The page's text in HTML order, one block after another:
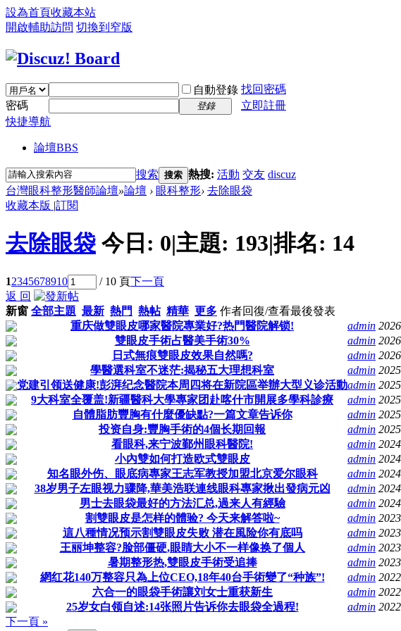
設為首頁收藏本站
開啟輔助訪問 切換到窄版
自動登錄 找回密碼
密碼
登錄
立即註冊
快捷導航
論壇BBS
搜索 搜索 熱搜: 活動 交友 discuz
台灣眼科整形醫師論壇»論壇 › 眼科整形› 去除眼袋
收藏本版 |訂閱
去除眼袋 今日: 0|主題: 193|排名: 14
12345678910 / 10 頁下一頁
返 回
新窗 全部主題 最新 熱門 熱帖 精華 更多 作者回復/查看最後發表
重庆做雙眼皮哪家醫院專業好?热門醫院解锁!
admin
雙眼皮手術占醫美手術30%
admin
日式無痕雙眼皮效果自然嗎?
admin
學醫選科室不迷茫:揭秘五大理想科室
admin
党建引领送健康!彭湃纪念醫院本周四将在新院區举辦大型义诊活動admin
9大科室全覆盖!新疆醫科大學專家团赴喀什市開展多學科診療
admin
自體脂肪豐胸有什麼優缺點?一篇文章告诉你
admin
投资自身:豐胸手術的4個长期回報
admin
看眼科,来宁波鄞州眼科醫院!
admin
小內雙如何打造欧式雙眼皮
admin
知名眼外伤、眼底病專家王志军教授加盟北京爱尔眼科
admin
38岁男子左眼视力骤降,華美浩联連线眼科專家揪出發病元凶
admin
男士去眼袋最好的方法汇总,過来人有經驗
admin
割雙眼皮是怎样的體验? 今天来解答啦~
admin
這八種情况预示割雙眼皮失败 潜在風险你有底吗
admin
王丽坤整容?脸部僵硬,眼睛大小不一样像换了個人
admin
暑期整形热,雙眼皮手術受追捧
admin
網红花140万整容只為上位CEO,18年40台手術變了“种族”!
admin
六合一的眼袋手術讓刘女士重获新生
admin
25岁女白领自述:14张照片告诉你去眼袋全過程!
admin
下一頁 »